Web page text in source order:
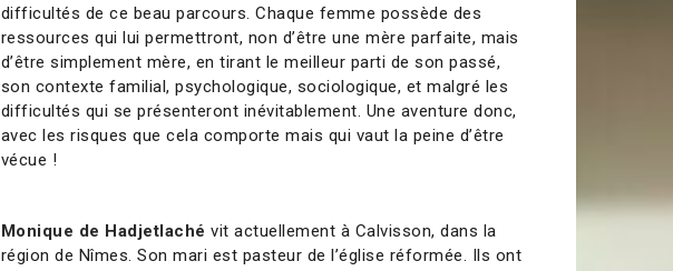
difficultés de ce beau parcours. Chaque femme possède des
ressources qui lui permettront, non d’être une mère parfaite, mais
d’être simplement mère, en tirant le meilleur parti de son passé,
son contexte familial, psychologique, sociologique, et malgré les
difficultés qui se présenteront inévitablement. Une aventure donc,
avec les risques que cela comporte mais qui vaut la peine d’être
vécue !
Monique de Hadjetlaché vit actuellement à Calvisson, dans la
région de Nîmes. Son mari est pasteur de l’église réformée. Ils ont